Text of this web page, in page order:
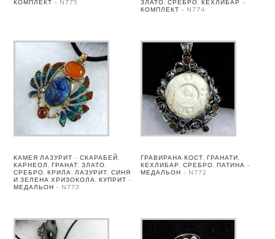
КОМПЛЕКТ – N775
ЗЛАТО, СРЕБРО, КЕХЛИБАР –
КОМПЛЕКТ – N774
КАМЕЯ ЛАЗУРИТ – СКАРАБЕЙ,
КАРНЕОЛ, ГРАНАТ, ЗЛАТО,
СРЕБРО. КРИЛА: ЛАЗУРИТ, СИНЯ
И ЗЕЛЕНА ХРИЗОКОЛА, КУПРИТ –
МЕДАЛЬОН – N773
ГРАВИРАНА КОСТ, ГРАНАТИ,
КЕХЛИБАР, СРЕБРО, ПАТИНА –
МЕДАЛЬОН – N772